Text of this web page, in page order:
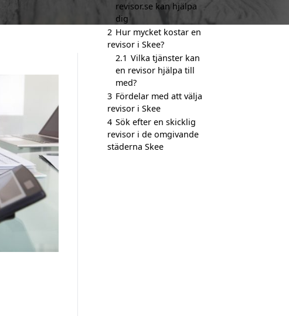
revisor.se kan hjälpa
dig
2 Hur mycket kostar en
revisor i Skee?
2.1 Vilka tjänster kan
en revisor hjälpa till
med?
3 Fördelar med att välja
revisor i Skee
4 Sök efter en skicklig
revisor i de omgivande
städerna Skee